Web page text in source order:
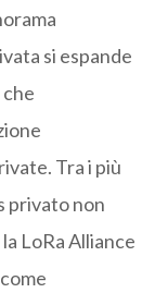
si espande
Tra i più
privato non
LoRa Alliance